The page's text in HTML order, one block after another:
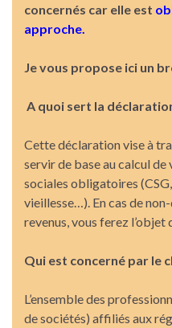
concernés car elle est
approche.
Je vous propose ici un
A quoi sert la
Cette déclaration vise à
servir de base au calcul
sociales obligatoires
vieillesse…). En cas de
revenus, vous ferez
Qui est concerné par le
L’ensemble des
de sociétés) affiliés aux